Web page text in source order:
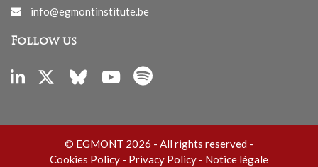
info@egmontinstitute.be
Follow us
© EGMONT 2026 - All rights reserved -
Cookies Policy - Privacy Policy - Notice légale